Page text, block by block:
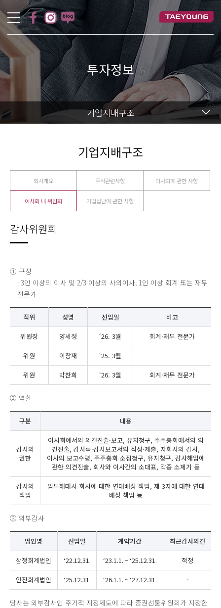
투자정보
기업지배구조
기업지배구조
회사개요 주식관련사항 이사회에 관한 사항
이사회 내 위원회 기업집단에 관한 사항
감사위원회
① 구성
· 3인 이상의 이사 및 2/3 이상의 사외이사, 1인 이상 회계 또는 재무
전문가
직위 성명 선임일 비고
위원장 양세정 ‘26. 3월 회계·재무 전문가
위원 이창재 ‘25. 3월
위원 박찬희 ‘26. 3월 회계·재무 전문가
② 역할
구분 내용
감사의
권한
이사회에서의 의견진술·보고, 유치청구, 주주총회에서의 의
견진술, 감사록·감사보고서의 작성·제출, 자회사의 감사,
이사의 보고수령, 주주총회 소집청구, 유지청구, 감사해임에
관한 의견진술, 회사와 이사간의 소대표, 각종 소제기 등
감사의
책임
임무해태시 회사에 대한 연대배상 책임, 제 3자에 대한 연대
배상 책임 등
③ 외부감사
법인명 선임일 계약기간 최근감사의견
삼정회계법인 ‘22.12.31. ‘23.1.1. ~ ‘25.12.31. 적정
안진회계법인 ‘25.12.31. ‘26.1.1. ~ ‘27.12.31. -
당사는 외부감사인 주기적 지정제도에 따라 증권선물위원회가 지정한